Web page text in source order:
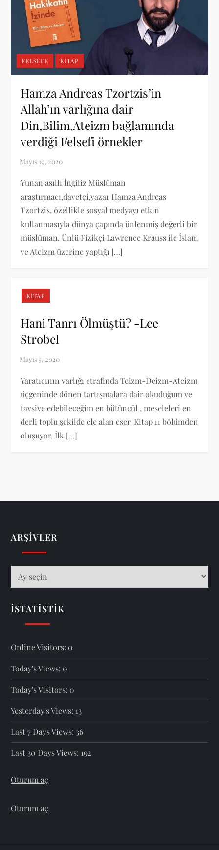
FELSEFE KITAP
Hamza Andreas Tzortzis’in
Allah’ın varlığına dair
Din,Bilim,Ateizm bağlamında
verdiği Felsefi örnekler
Yunan asıllı İngiliz Müslüman
araştırmacı,davetçi,yazar Hamza Andreas
Tzortzis, özellikle sosyal medyayı etkin
kullanmasıyla dünya çapında ünlenmiş değerli bir
müslüman. Ünlü Fizikçi Lawrence Krauss ile İslam
ve Ateizm üzerine yaptığı […]
KITAP
Hani Tanrı Ölmüştü? -Lee
Strobel
Yaratıcının varlığı etrafinda Teizm-Deizm-Ateizm
üçgeninde dönen tartışmalara dair okuduğum ve
tavsiye edebileceğim en bütüncül , meseleleri en
derli toplu şekilde ele alan eser. Kitap 11 bölümden
oluşuyor. İlk […]
ARŞIVLER
İSTATISTIK
Online Visitors: 0
Today's Views: 0
Today's Visitors: 0
Yesterday's Views: 13
Last 7 Days Views: 36
Last 30 Days Views: 192
Oturum aç
Oturum aç